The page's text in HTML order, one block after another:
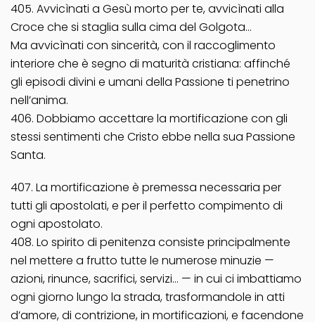
405. Avvicìnati a Gesù morto per te, avvicìnati alla
Croce che si staglia sulla cima del Golgota…
Ma avvicìnati con sincerità, con il raccoglimento
interiore che è segno di maturità cristiana: affinché
gli episodi divini e umani della Passione ti penetrino
nell’anima.
406. Dobbiamo accettare la mortificazione con gli
stessi sentimenti che Cristo ebbe nella sua Passione
Santa.
407. La mortificazione è premessa necessaria per
tutti gli apostolati, e per il perfetto compimento di
ogni apostolato.
408. Lo spirito di penitenza consiste principalmente
nel mettere a frutto tutte le numerose minuzie —
azioni, rinunce, sacrifici, servizi… — in cui ci imbattiamo
ogni giorno lungo la strada, trasformandole in atti
d’amore, di contrizione, in mortificazioni, e facendone